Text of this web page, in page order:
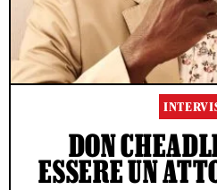
DON
ESSERE UN